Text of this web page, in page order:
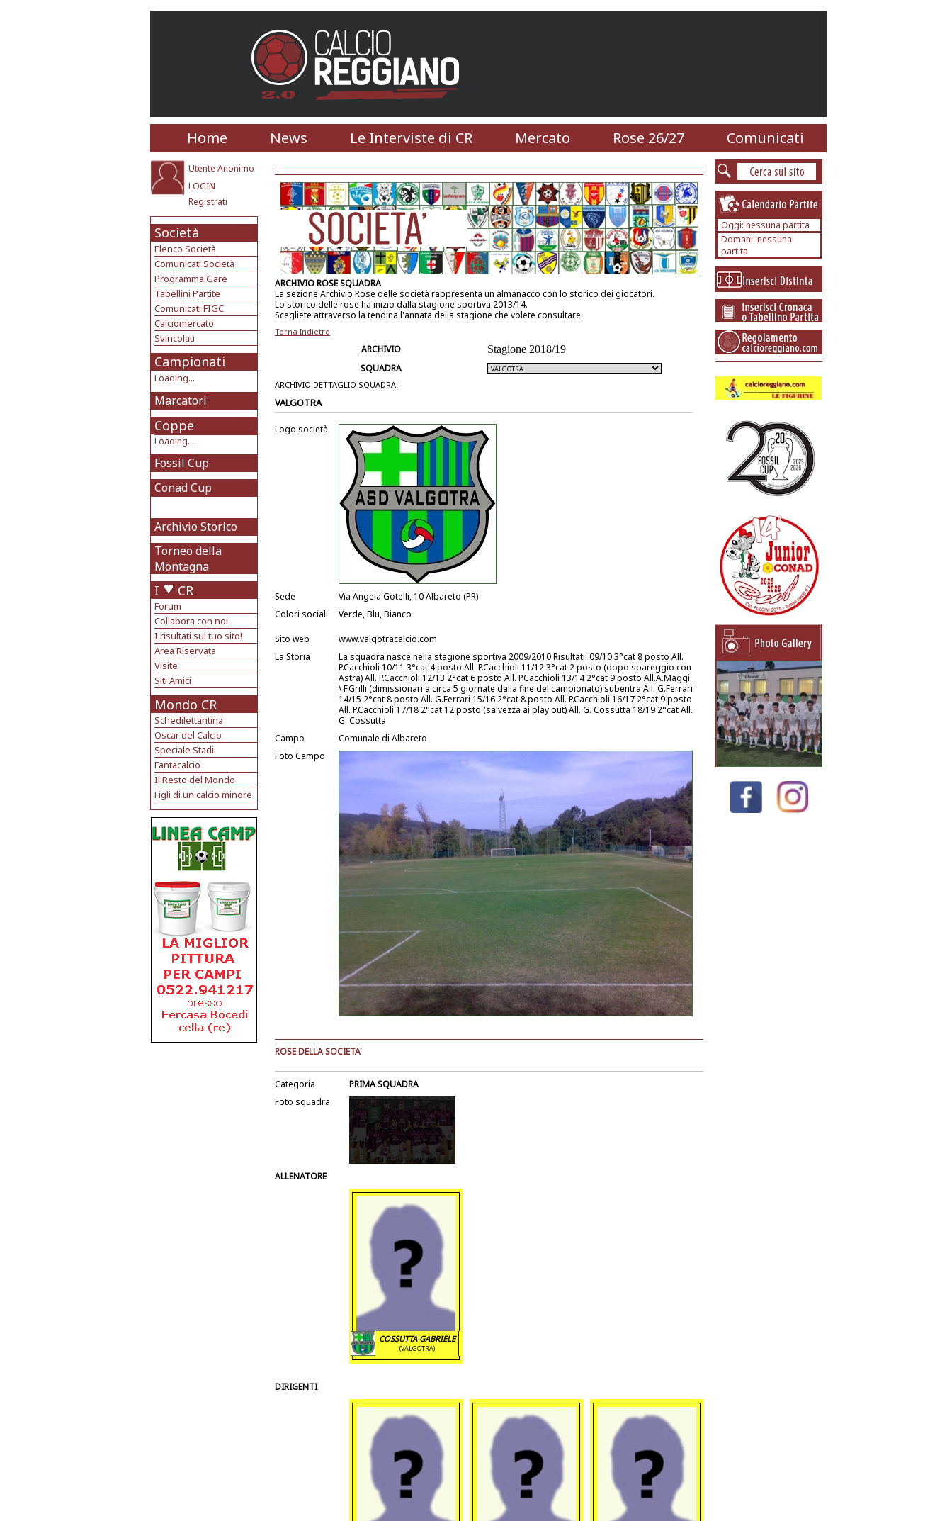
Home News Le Interviste di CR Mercato Rose 26/27 Comunicati
Utente Anonimo
LOGIN
Registrati
Società
Elenco Società
Comunicati Società
Programma Gare
Tabellini Partite
Comunicati FIGC
Calciomercato
Svincolati
Campionati
Loading...
Marcatori
Coppe
Loading...
Fossil Cup
Conad Cup
Archivio Storico
Torneo della
Montagna
I CR
Forum
Collabora con noi
I risultati sul tuo sito!
Area Riservata
Visite
Siti Amici
Mondo CR
Schedilettantina
Oscar del Calcio
Speciale Stadi
Fantacalcio
Il Resto del Mondo
Figli di un calcio minore
ARCHIVIO ROSE SQUADRA
La sezione Archivio Rose delle società rappresenta un almanacco con lo storico dei giocatori.
Lo storico delle rose ha inizio dalla stagione sportiva 2013/14.
Scegliete attraverso la tendina l'annata della stagione che volete consultare.
Torna Indietro
ARCHIVIO
Stagione 2018/19
SQUADRA
ARCHIVIO DETTAGLIO SQUADRA:
VALGOTRA
Logo società
Sede
Via Angela Gotelli, 10 Albareto (PR)
Colori sociali
Verde, Blu, Bianco
Sito web
www.valgotracalcio.com
La Storia
La squadra nasce nella stagione sportiva 2009/2010 Risultati: 09/10 3°cat 8 posto All.
P.Cacchioli 10/11 3°cat 4 posto All. P.Cacchioli 11/12 3°cat 2 posto (dopo spareggio con
Astra) All. P.Cacchioli 12/13 2°cat 6 posto All. P.Cacchioli 13/14 2°cat 9 posto All.A.Maggi
\ F.Grilli (dimissionari a circa 5 giornate dalla fine del campionato) subentra All. G.Ferrari
14/15 2°cat 8 posto All. G.Ferrari 15/16 2°cat 8 posto All. P.Cacchioli 16/17 2°cat 9 posto
All. P.Cacchioli 17/18 2°cat 12 posto (salvezza ai play out) All. G. Cossutta 18/19 2°cat All.
G. Cossutta
Campo
Comunale di Albareto
Foto Campo
ROSE DELLA SOCIETA'
Categoria
PRIMA SQUADRA
Foto squadra
ALLENATORE
COSSUTTA GABRIELE
(VALGOTRA)
DIRIGENTI
Oggi: nessuna partita
Domani: nessuna
partita